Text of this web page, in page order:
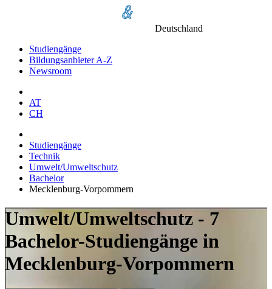
Deutschland
Studiengänge
Bildungsanbieter A-Z
Newsroom
AT
CH
Studiengänge
Technik
Umwelt/Umweltschutz
Bachelor
Mecklenburg-Vorpommern
Umwelt/Umweltschutz - 7
Bachelor-Studiengänge in
Mecklenburg-Vorpommern